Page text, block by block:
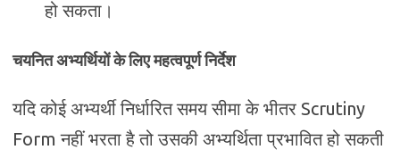
हो सकता।
चयनित अभ्यर्थियों के लिए महत्वपूर्ण निर्देश
यदि कोई अभ्यर्थी निर्धारित समय सीमा के भीतर Scrutiny
Form नहीं भरता है तो उसकी अभ्यर्थिता प्रभावित हो सकती